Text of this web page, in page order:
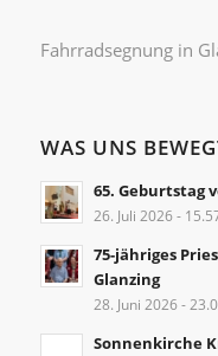
Fahrradsegnung in
WAS UNS
65. Geburtstag
26. Juli 2026 -
75-jähriges
Glanzing
28. Juni 2026 -
Sonnenkirche